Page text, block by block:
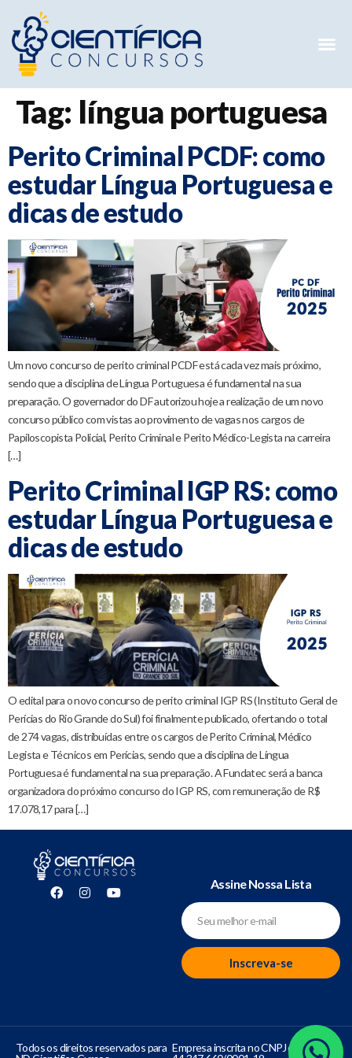
Tag: língua portuguesa
Perito Criminal PCDF: como
estudar Língua Portuguesa e
dicas de estudo
Um novo concurso de perito criminal PCDF está cada vez mais próximo,
sendo que a disciplina de Língua Portuguesa é fundamental na sua
preparação. O governador do DF autorizou hoje a realização de um novo
concurso público com vistas ao provimento de vagas nos cargos de
Papiloscopista Policial, Perito Criminal e Perito Médico-Legista na carreira
[…]
Perito Criminal IGP RS: como
estudar Língua Portuguesa e
dicas de estudo
O edital para o novo concurso de perito criminal IGP RS (Instituto Geral de
Perícias do Rio Grande do Sul) foi finalmente publicado, ofertando o total
de 274 vagas, distribuídas entre os cargos de Perito Criminal, Médico
Legista e Técnicos em Perícias, sendo que a disciplina de Língua
Portuguesa é fundamental na sua preparação. A Fundatec será a banca
organizadora do próximo concurso do IGP RS, com remuneração de R$
17.078,17 para […]
Assine Nossa Lista
Inscreva-se
Todos os direitos reservados para Empresa inscrita no CNPJ de número